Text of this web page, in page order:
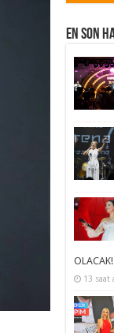
En Son
OLACAK!
13 saat